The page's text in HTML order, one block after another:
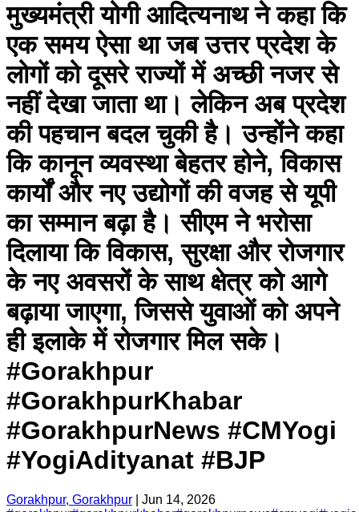
मुख्यमंत्री योगी आदित्यनाथ ने कहा कि
एक समय ऐसा था जब उत्तर प्रदेश के
लोगों को दूसरे राज्यों में अच्छी नजर से
नहीं देखा जाता था। लेकिन अब प्रदेश
की पहचान बदल चुकी है। उन्होंने कहा
कि कानून व्यवस्था बेहतर होने, विकास
कार्यों और नए उद्योगों की वजह से यूपी
का सम्मान बढ़ा है। सीएम ने भरोसा
दिलाया कि विकास, सुरक्षा और रोजगार
के नए अवसरों के साथ क्षेत्र को आगे
बढ़ाया जाएगा, जिससे युवाओं को अपने
ही इलाके में रोजगार मिल सके।
#Gorakhpur
#GorakhpurKhabar
#GorakhpurNews #CMYogi
#YogiAdityanat #BJP
Gorakhpur, Gorakhpur
Jun 14, 2026